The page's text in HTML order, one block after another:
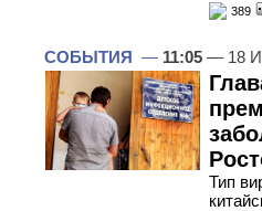
389
СОБЫТИЯ — 11:05 — 18
Тип